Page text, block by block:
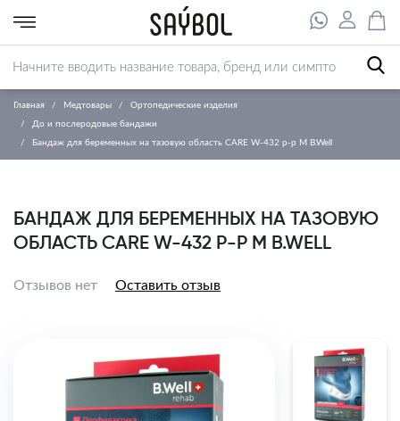
Главная Медтовары Ортопедические изделия
До и послеродовые бандажи
Бандаж для беременных на тазовую область CARE W-432 р-р М B.Well
БАНДАЖ ДЛЯ БЕРЕМЕННЫХ НА ТАЗОВУЮ
ОБЛАСТЬ CARE W-432 Р-Р М B.WELL
Отзывов нет Оставить отзыв